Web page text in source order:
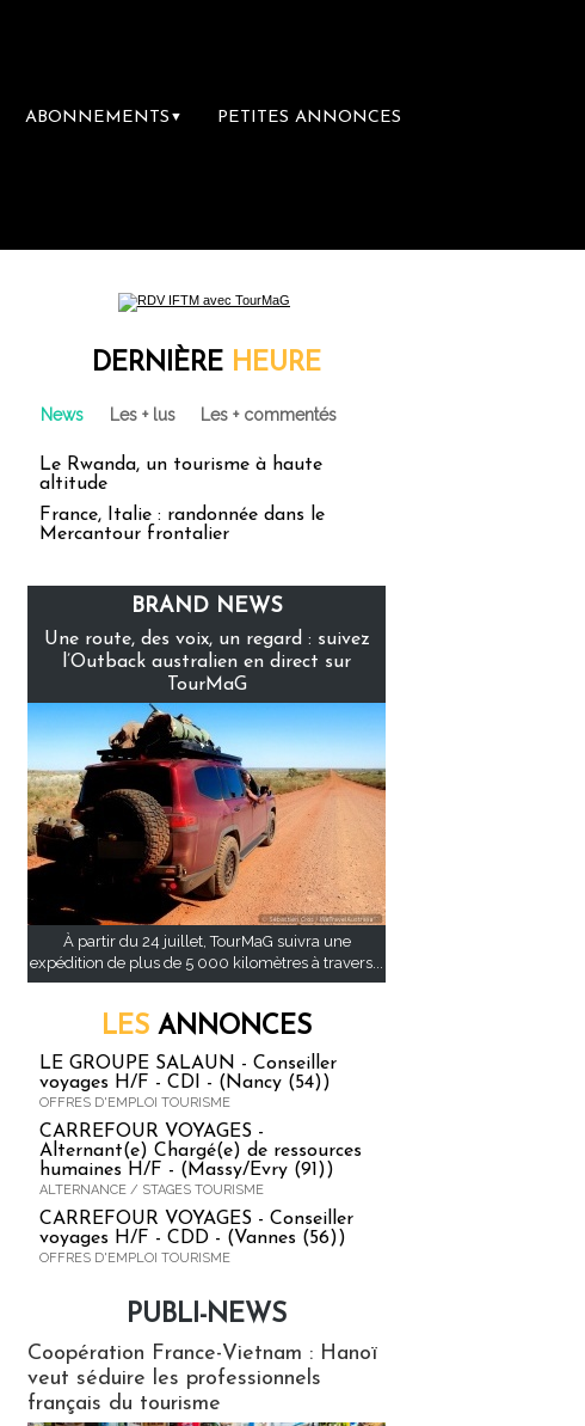
ABONNEMENTS ▼ PETITES ANNONCES
DERNIÈRE HEURE
News Les + lus Les + commentés
Le Rwanda, un tourisme à haute
altitude
France, Italie : randonnée dans le
Mercantour frontalier
BRAND NEWS
Une route, des voix, un regard : suivez
l’Outback australien en direct sur
TourMaG
À partir du 24 juillet, TourMaG suivra une
expédition de plus de 5 000 kilomètres à travers...
LES ANNONCES
LE GROUPE SALAUN - Conseiller
voyages H/F - CDI - (Nancy (54))
OFFRES D'EMPLOI TOURISME
CARREFOUR VOYAGES -
Alternant(e) Chargé(e) de ressources
humaines H/F - (Massy/Evry (91))
ALTERNANCE / STAGES TOURISME
CARREFOUR VOYAGES - Conseiller
voyages H/F - CDD - (Vannes (56))
OFFRES D'EMPLOI TOURISME
PUBLI-NEWS
Coopération France-Vietnam : Hanoï
veut séduire les professionnels
français du tourisme